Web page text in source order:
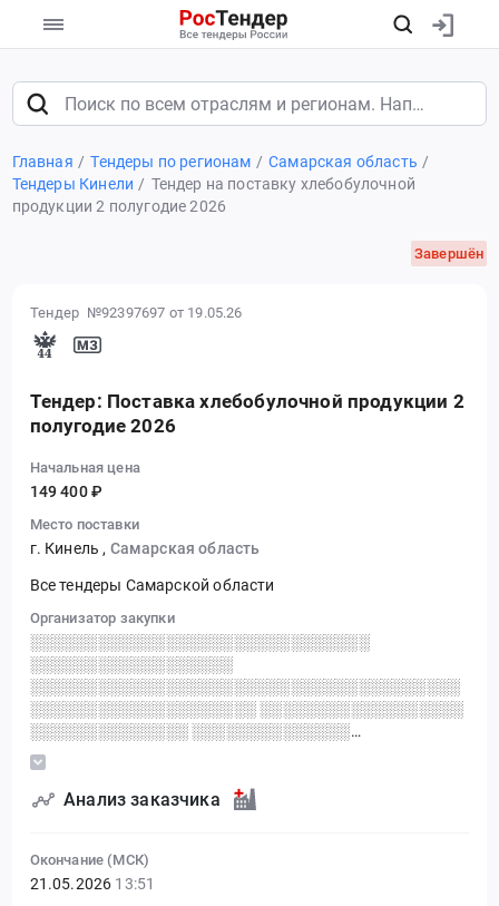
Главная Тендеры по регионам
Самарская область
Тендеры Кинели
Тендер на поставку хлебобулочной
продукции 2 полугодие 2026
Завершён
Тендер №92397697 от 19.05.26
Тендер: Поставка хлебобулочной продукции 2
полугодие 2026
Начальная цена
149 400 ₽
Место поставки
г. Кинель , Самарская область
Все тендеры Самарской области
Организатор закупки
░░░░░░░░░░░░░░░░░░░░░░░░░░░░░░
░░░░░░░░░░░░░░░░░░
░░░░░░░░░░░░░░░░░░░░░░░░░░░░░░░░░░░░░░
░░░░░░░░░░░░░░░░░░░░ ░░░░░░░░░░░░░░░░░░
░░░░░░░░░░░░░░ ░░░░░░░░░░░░░░
░░░░░░░░░░░░░░░░░░░░░░░░░░░░░░░░░░░░░░
░░░░░░░░░░ ░░░ ░ ░░░░░░░░░░░░
░░░░░░░░░░░░ ░░░░░░░░░░░░░░░░░░░░
Анализ заказчика
Окончание (МСК)
21.05.2026 13:51